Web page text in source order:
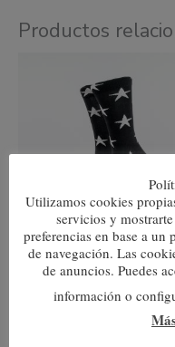
Productos
Blues
7,80€
Seleccionar opciones
la
Utilizamos cookies
servicios y
preferencias en base a
de navegación. Las
de anuncios. Puedes
información o